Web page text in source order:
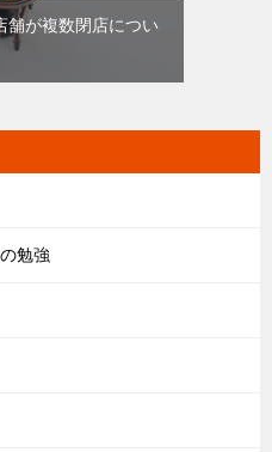
舗が複数閉店につい
勉強